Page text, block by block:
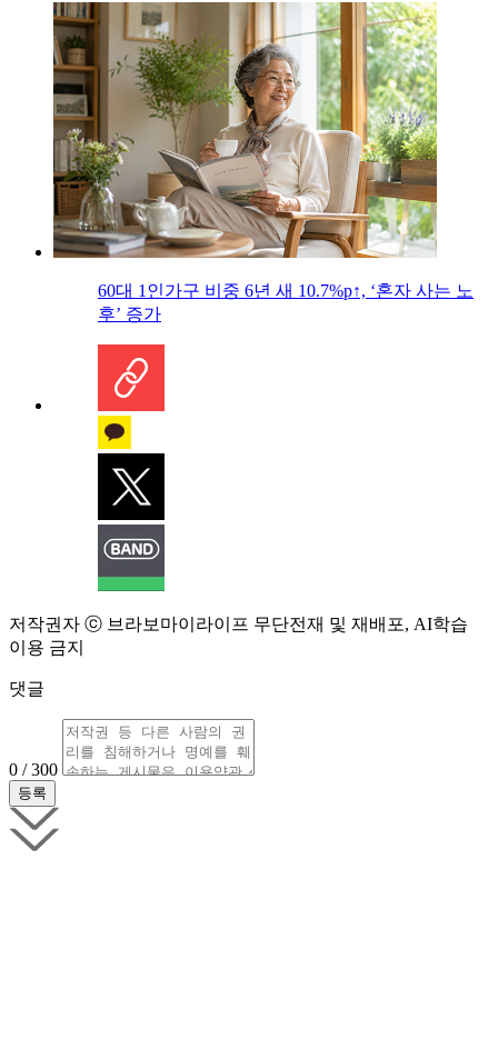
60대 1인가구 비중 6년 새 10.7%p↑, ‘혼자 사는 노
후’ 증가
저작권자 ⓒ 브라보마이라이프 무단전재 및 재배포, AI학습
이용 금지
댓글
0 / 300